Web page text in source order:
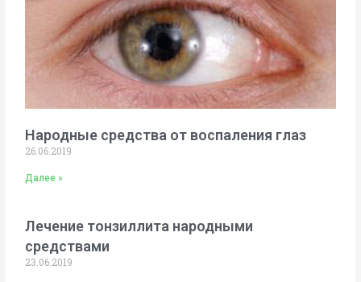
Народные средства от воспаления глаз
26.06.2019
Далее »
Лечение тонзиллита народными
средствами
23.06.2019